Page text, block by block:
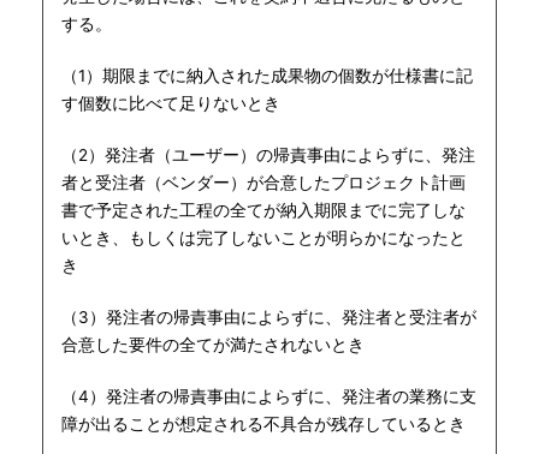
する。
（1）期限までに納入された成果物の個数が仕様書に記
す個数に比べて足りないとき
（2）発注者（ユーザー）の帰責事由によらずに、発注
者と受注者（ベンダー）が合意したプロジェクト計画
書で予定された工程の全てが納入期限までに完了しな
いとき、もしくは完了しないことが明らかになったと
き
（3）発注者の帰責事由によらずに、発注者と受注者が
合意した要件の全てが満たされないとき
（4）発注者の帰責事由によらずに、発注者の業務に支
障が出ることが想定される不具合が残存しているとき